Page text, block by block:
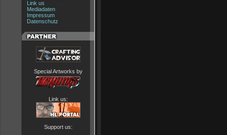
Link us
Mediadaten
Impressum
Datenschutz
Special Artworks by
Link us:
Support us: